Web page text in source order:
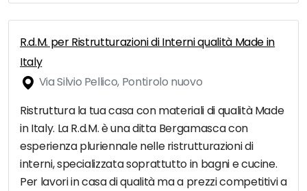
R.d.M. per Ristrutturazioni di Interni qualità Made in
Italy
Via Silvio Pellico, Pontirolo nuovo
Ristruttura la tua casa con materiali di qualità Made
in Italy. La R.d.M. è una ditta Bergamasca con
esperienza pluriennale nelle ristrutturazioni di
interni, specializzata soprattutto in bagni e cucine.
Per lavori in casa di qualità ma a prezzi competitivi a